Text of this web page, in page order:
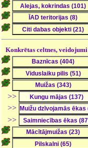
Konkrētas celtnes, veidojumi
>>
>>
>>